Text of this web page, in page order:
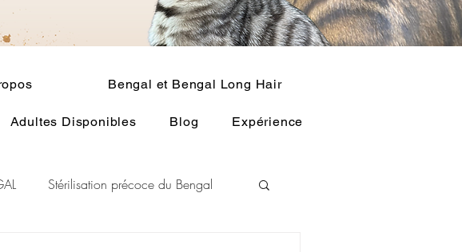
Bengal et Bengal Long Hair
Adultes Disponibles Blog Expérience
Stérilisation précoce du Bengal